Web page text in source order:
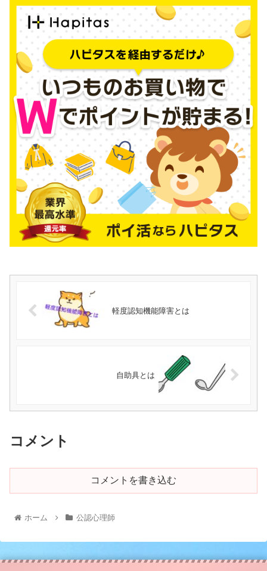
軽度認知機能障害とは
自助具とは
コメント
コメントを書き込む
ホーム 公認心理師